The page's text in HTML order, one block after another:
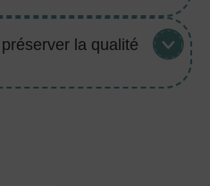
la qualité